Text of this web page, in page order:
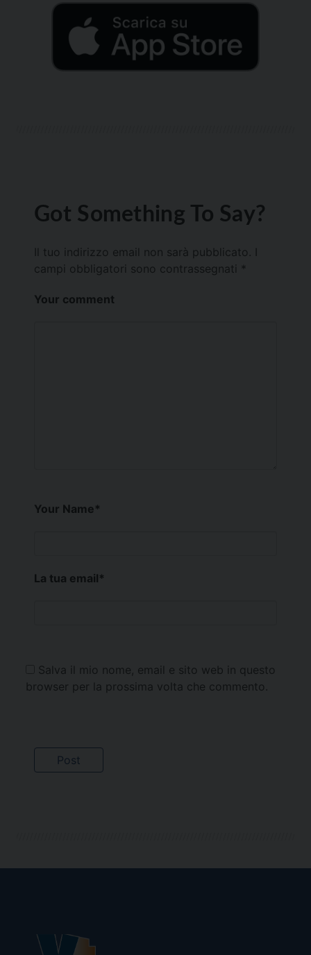
Got Something To Say?
Il tuo indirizzo email non sarà pubblicato.
campi obbligatori sono contrassegnati *
Your comment
Your Name*
La tua email*
Salva il mio nome, email e sito web in questo
browser per la prossima volta che commento.